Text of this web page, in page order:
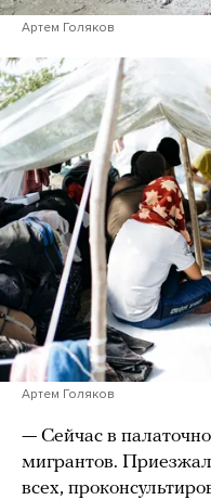
Артем Голяков
Артем Голяков
— Сейчас в
мигрантов.
всех,